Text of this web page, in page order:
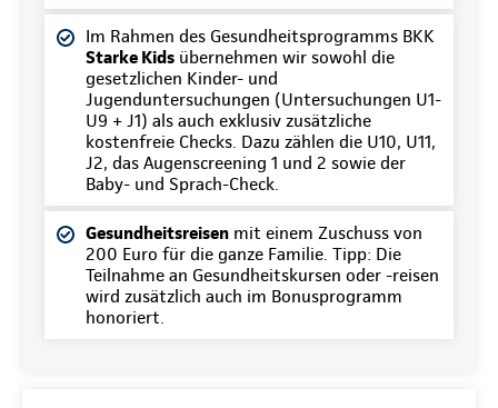
Im Rahmen des Gesundheitsprogramms BKK
Starke Kids übernehmen wir sowohl die
gesetzlichen Kinder- und
Jugenduntersuchungen (Untersuchungen U1-
U9 + J1) als auch exklusiv zusätzliche
kostenfreie Checks. Dazu zählen die U10, U11,
J2, das Augenscreening 1 und 2 sowie der
Baby- und Sprach-Check.
Gesundheitsreisen mit einem Zuschuss von
200 Euro für die ganze Familie. Tipp: Die
Teilnahme an Gesundheitskursen oder -reisen
wird zusätzlich auch im Bonusprogramm
honoriert.